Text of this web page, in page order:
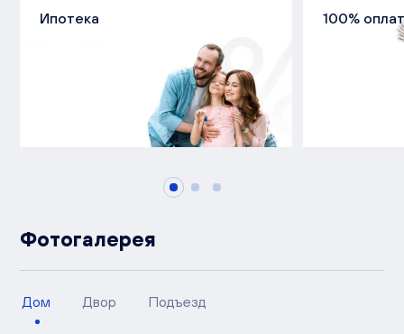
Ипотека 100%
Фотогалерея
Дом Двор Подъезд